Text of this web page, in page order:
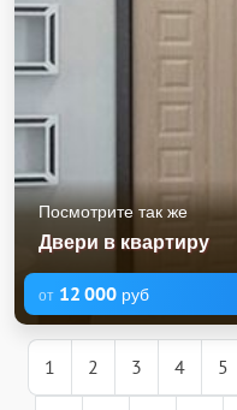
Посмотрите так же
Двери в квартиру
от 12 000 руб
1 2 3 4 5